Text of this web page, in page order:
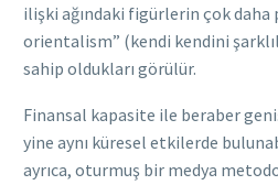
ilişki ağındaki figürlerin çok daha
orientalism” (kendi kendini
sahip oldukları görülür.
Finansal kapasite ile beraber geniş
yine aynı küresel etkilerde
ayrıca, oturmuş bir medya